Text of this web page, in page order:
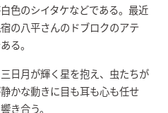
色のシイタケなどである。最近
の八平さんのドブロクのアテ
る。
日月が輝く星を抱え、虫たちが
かな動きに目も耳も心も任せ
き合う。